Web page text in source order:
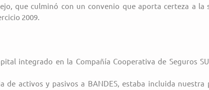
que culminó con un convenio que aporta certeza a la
2009.
integrado en la Compañía Cooperativa de Seguros
de activos y pasivos a BANDES, estaba incluida nuestra